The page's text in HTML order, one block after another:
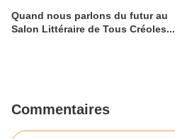
Quand nous parlons du futur au
Salon Littéraire de Tous Créoles...
Commentaires